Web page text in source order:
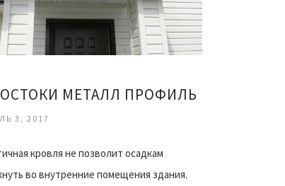
МЕТАЛЛ ПРОФИЛЬ
3, 2017
кровля не позволит осадкам
во внутренние помещения здания.